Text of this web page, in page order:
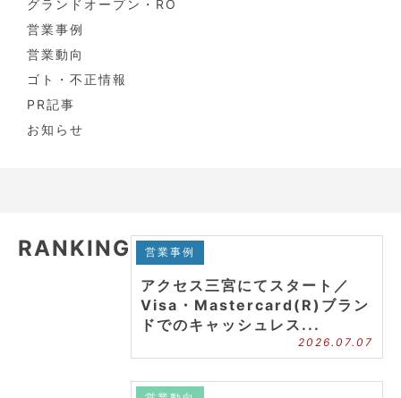
グランドオープン・RO
営業事例
営業動向
ゴト・不正情報
PR記事
お知らせ
RANKING 営業事例
アクセス三宮にてスタート／
Visa・Mastercard(R)ブラン
ドでのキャッシュレス...
2026.07.07